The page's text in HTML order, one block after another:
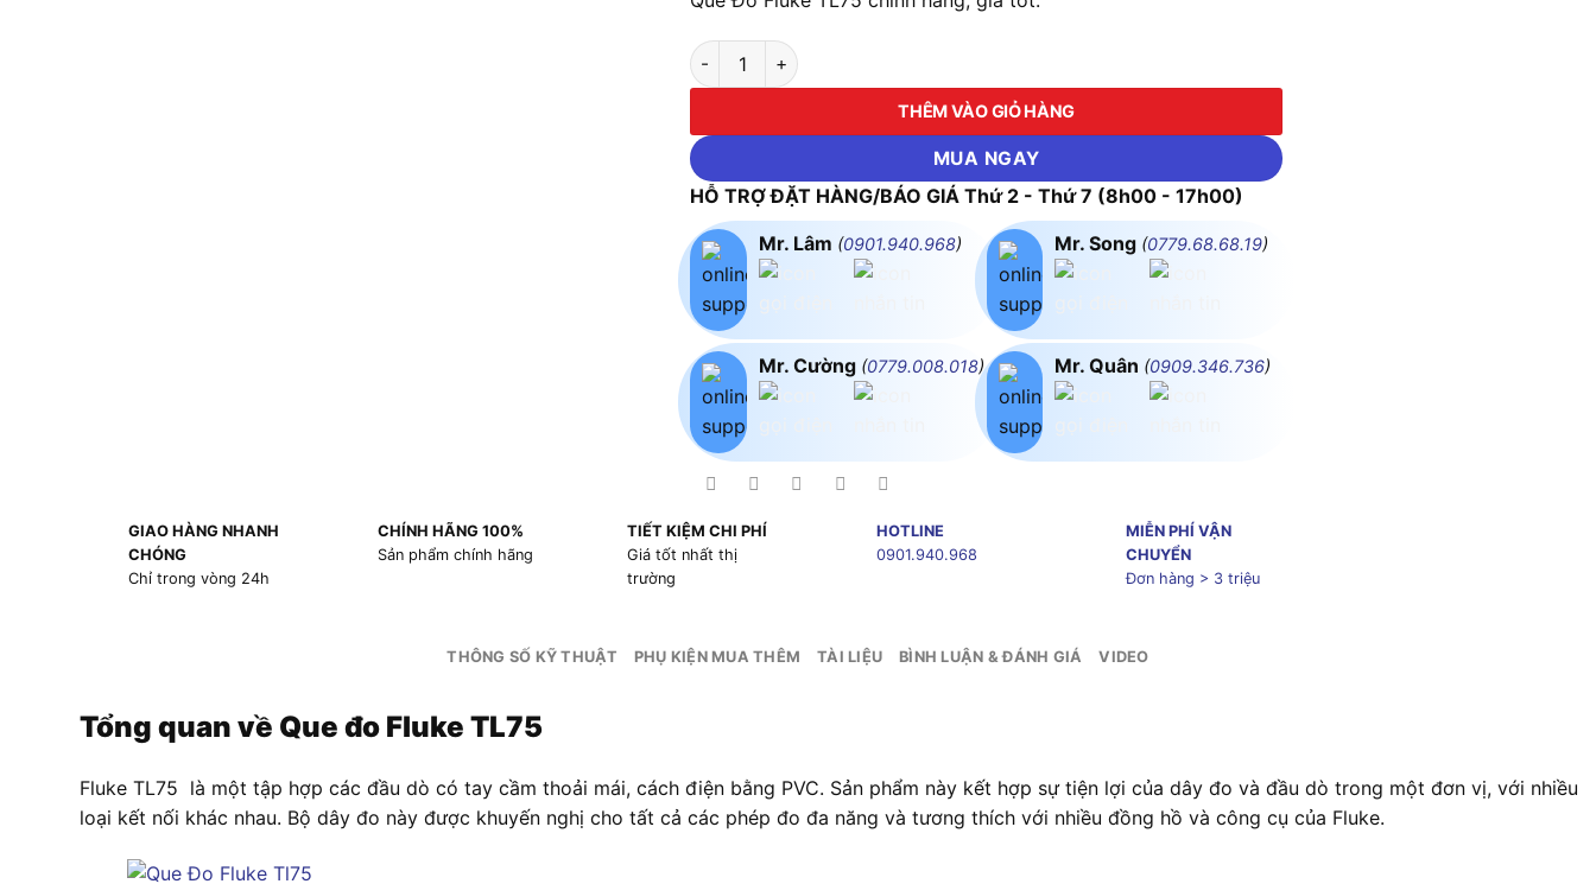
Que Đo Fluke TL75 số lượng
THÊM VÀO GIỎ HÀNG
MUA NGAY
HỖ TRỢ ĐẶT HÀNG/BÁO GIÁ Thứ 2 - Thứ 7 (8h00 - 17h00)
Mr. Lâm (0901.940.968)
Mr. Cường (0779.008.018)
Mr. Song (0779.68.68.19)
Mr. Quân (0909.346.736)
GIAO HÀNG NHANH
CHÓNG
Chỉ trong vòng 24h
CHÍNH HÃNG 100%
Sản phẩm chính hãng
TIẾT KIỆM CHI PHÍ
Giá tốt nhất thị
trường
HOTLINE
0901.940.968
MIỄN PHÍ VẬN
CHUYỂN
Đơn hàng > 3 triệu
THÔNG SỐ KỸ THUẬT PHỤ KIỆN MUA THÊM TÀI LIỆU BÌNH LUẬN & ĐÁNH GIÁ VIDEO
Tổng quan về Que đo Fluke TL75
Fluke TL75 là một tập hợp các đầu dò có tay cầm thoải mái, cách điện bằng PVC. Sản phẩm này kết hợp sự tiện lợi của dây đo và đầu dò trong một đơn vị, với nhiều
loại kết nối khác nhau. Bộ dây đo này được khuyến nghị cho tất cả các phép đo đa năng và tương thích với nhiều đồng hồ và công cụ của Fluke.